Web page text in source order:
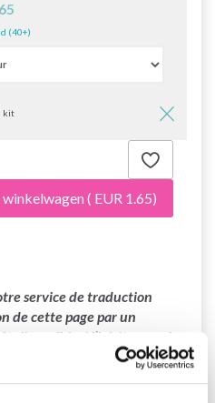
(40+)
kit
winkelwagen( EUR 1.65)
service de traduction
de cette page par un
disponible. N’hésitez pas à
si vous avez des questions!
par DROPS